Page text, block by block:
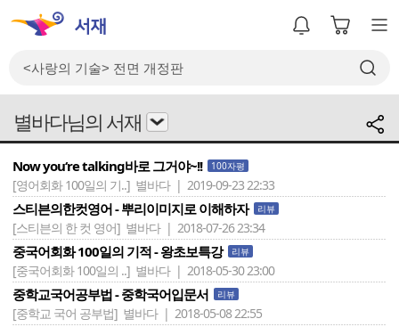
별바다님의 서재
Now you‘re talking바로 그거야~!! 100자평
[영어회화 100일의 기..] 별바다 | 2019-09-23 22:33
스티븐의한컷영어 - 뿌리이미지로 이해하자 리뷰
[스티븐의 한 컷 영어] 별바다 | 2018-07-26 23:34
중국어회화 100일의 기적 - 왕초보특강 리뷰
[중국어회화 100일의 ..] 별바다 | 2018-05-30 23:00
중학교국어공부법 - 중학국어입문서 리뷰
[중학교 국어 공부법] 별바다 | 2018-05-08 22:55